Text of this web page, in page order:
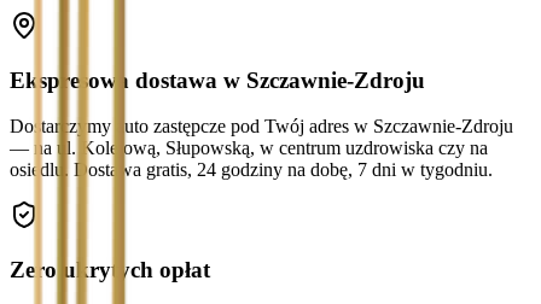
Ekspresowa dostawa w Szczawnie-Zdroju
Dostarczymy auto zastępcze pod Twój adres w Szczawnie-Zdroju
— na ul. Kolejową, Słupowską, w centrum uzdrowiska czy na
osiedlu. Dostawa gratis, 24 godziny na dobę, 7 dni w tygodniu.
Zero ukrytych opłat